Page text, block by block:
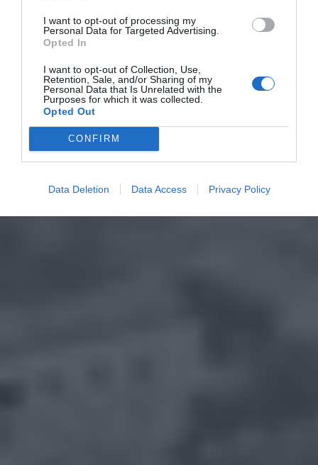
I want to opt-out of processing my
Personal Data for Targeted Advertising.
Opted In
I want to opt-out of Collection, Use,
Retention, Sale, and/or Sharing of my
Personal Data that Is Unrelated with the
Purposes for which it was collected.
Opted Out
CONFIRM
Data Deletion Data Access Privacy Policy